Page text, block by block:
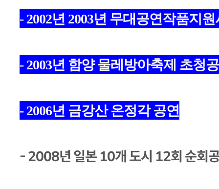
- 2002년 2003년 무대공연작품지
- 2003년 함양 물레방아축제 초청
- 2006년 금강산 온정각 공연
- 2008년 일본 10개 도시 12회 순회